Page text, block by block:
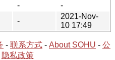
-
-
-
2021-Nov-
10 17:49
- 联系方式 - About SOHU - 公
隐私政策